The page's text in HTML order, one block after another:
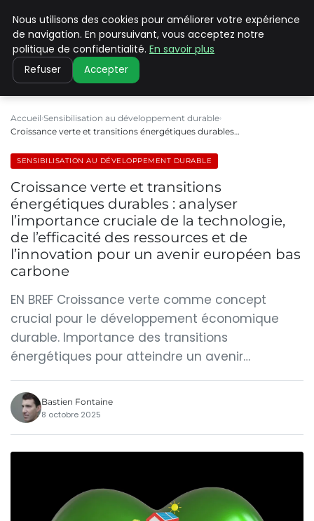
CLIMATE C ADVANCED
Accueil Sensibilisation au développement durable
Croissance verte et transitions énergétiques durables…
SENSIBILISATION AU DÉVELOPPEMENT DURABLE
Croissance verte et transitions
énergétiques durables : analyser
l’importance cruciale de la technologie,
de l’efficacité des ressources et de
l’innovation pour un avenir européen bas
carbone
EN BREF Croissance verte comme concept
crucial pour le développement économique
durable. Importance des transitions
énergétiques pour atteindre un avenir…
Bastien Fontaine
8 octobre 2025
Nous utilisons des cookies pour améliorer votre expérience
de navigation. En poursuivant, vous acceptez notre
politique de confidentialité. En savoir plus
Refuser Accepter